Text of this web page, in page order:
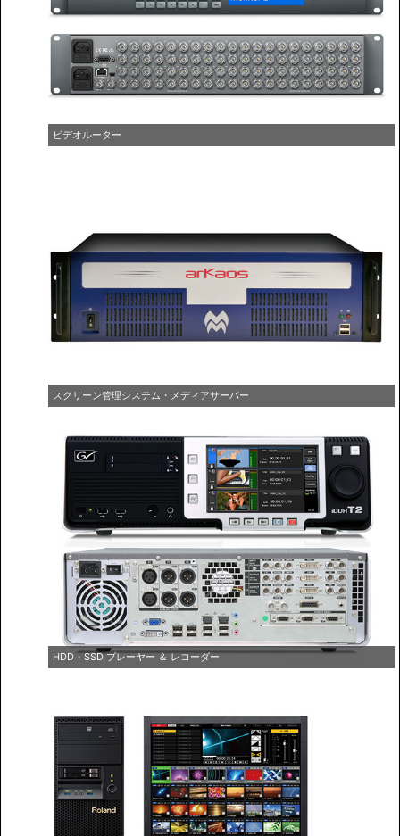
ビデオルーター
スクリーン管理システム・メディアサーバー
HDD・SSD プレーヤー ＆ レコーダー